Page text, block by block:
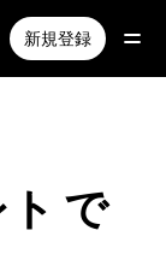
新規登録
で